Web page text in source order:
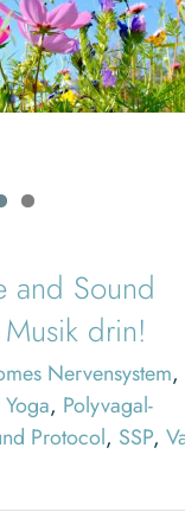
and Sound
drin!
Nervensystem,
, Polyvagal-
Protocol, SSP,